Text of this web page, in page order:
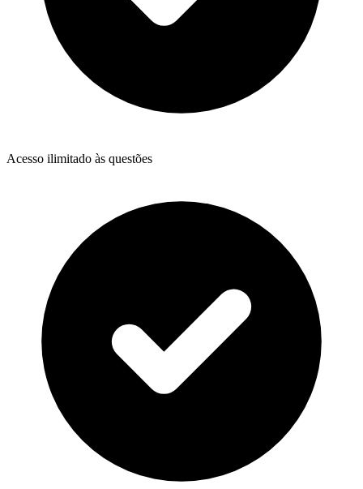
Acesso ilimitado às questões